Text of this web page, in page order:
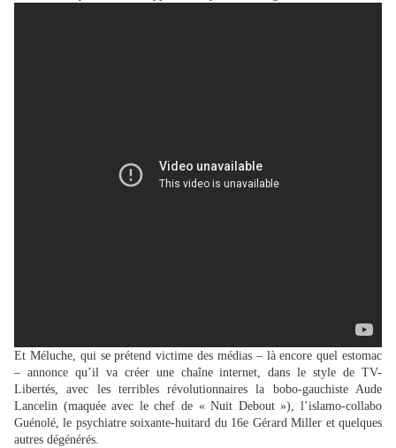
Et Méluche, qui se prétend victime des médias – là encore quel estomac
– annonce qu’il va créer une chaîne internet, dans le style de TV-
Libertés, avec les terribles révolutionnaires la bobo-gauchiste Aude
Lancelin (maquée avec le chef de « Nuit Debout »), l’islamo-collabo
Guénolé, le psychiatre soixante-huitard du 16e Gérard Miller et quelques
autres dégénérés.